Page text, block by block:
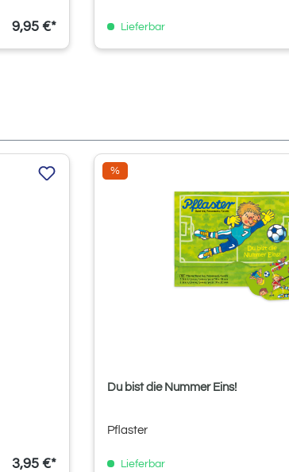
9,95 €* Lieferbar
3,95 €*
Rabatt
%
Du bist die Nummer Eins!
Pflaster
Lieferbar